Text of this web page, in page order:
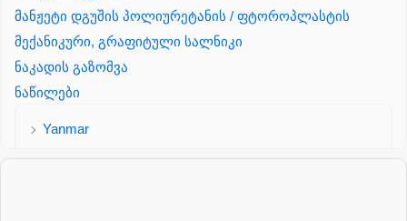
მანჟეტი დგუშის პოლიურეტანის / ფტოროპლასტის
მექანიკური, გრაფიტული სალნიკი
ნაკადის გაზომვა
ნაწილები
Yanmar